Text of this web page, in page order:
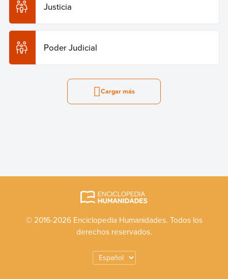
Justicia
Poder Judicial
Cargar más
© 2016-2026 Enciclopedia Humanidades. Todos los
derechos reservados.